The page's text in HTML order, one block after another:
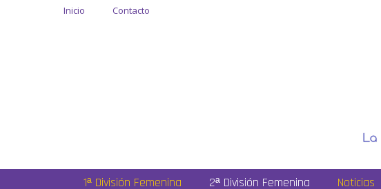
Inicio Contacto
1ª División Femenina 2ª División Femenina Noticias